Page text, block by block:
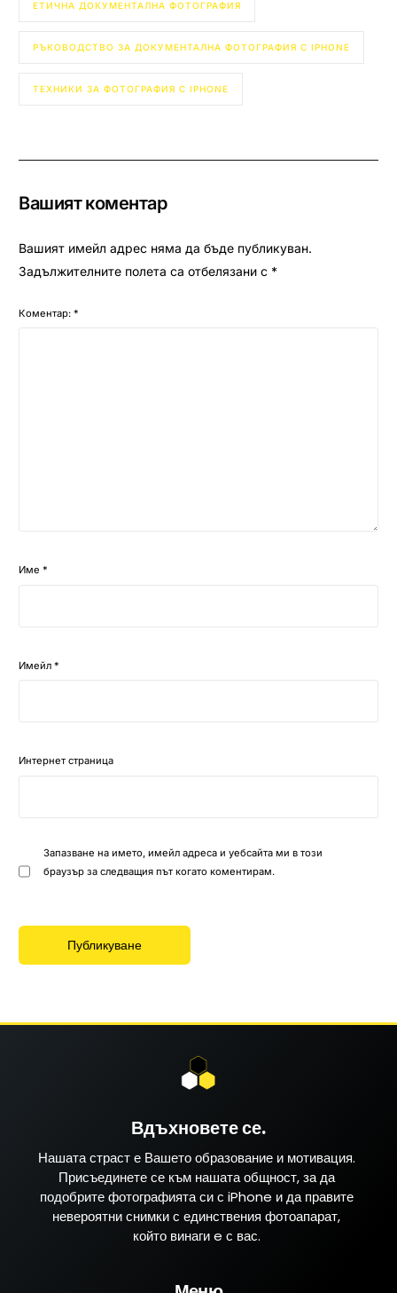
ЕТИЧНА ДОКУМЕНТАЛНА ФОТОГРАФИЯ
РЪКОВОДСТВО ЗА ДОКУМЕНТАЛНА ФОТОГРАФИЯ С IPHONE
ТЕХНИКИ ЗА ФОТОГРАФИЯ С IPHONE
Вашият коментар
Вашият имейл адрес няма да бъде публикуван.
Задължителните полета са отбелязани с *
Коментар:*
Име*
Имейл*
Интернет страница
Запазване на името, имейл адреса и уебсайта ми в този
браузър за следващия път когато коментирам.
Вдъхновете се.
Нашата страст е Вашето образование и мотивация.
Присъединете се към нашата общност, за да
подобрите фотографията си с iPhone и да правите
невероятни снимки с единствения фотоапарат,
който винаги e с вас.